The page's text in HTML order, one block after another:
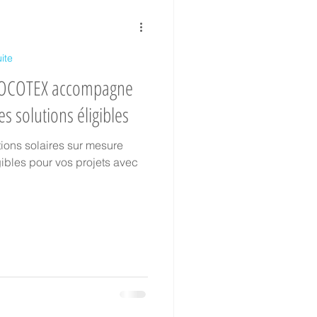
Historique
réduite
accompagne
solutions éligibles
solaires sur mesure
pour vos projets avec